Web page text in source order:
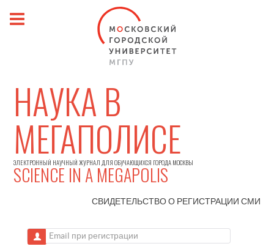
НАУКА В
МЕГАПОЛИСЕ
ЭЛЕКТРОННЫЙ НАУЧНЫЙ ЖУРНАЛ ДЛЯ ОБУЧАЮЩИХСЯ ГОРОДА МОСКВЫ
SCIENCE IN A MEGAPOLIS
СВИДЕТЕЛЬСТВО О РЕГИСТРАЦИИСМИ
Email при регистрации